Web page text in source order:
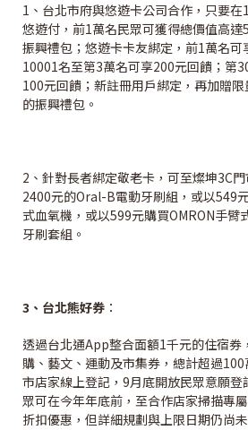
1、台北市府與悠遊卡公司合作，只要
悠遊付，前1萬名民眾可獲得總價值高達
振興禮包；悠遊卡卡友綁定，前1萬名
10001名至第3萬名可享200元回饋；第
100元回饋；新註冊用戶綁定，再加贈
的振興禮包。
2、針對長者綁定敬老卡，可至燦坤3C
2400元的Oral-B電動牙刷組，或以549
式血氧機，或以599元購買OMRON手
牙刷套組。
3 、台北熊好券 ：
透過台北通App整合面額1千元的住宿券
購、藝文、運動及市集券，總計超過
市店家線上登記，9月底開放民眾意願登
眾可在今年年底前，至合作店家掃描專
折扣優惠，但詳細規劃與上限日期仍尚未